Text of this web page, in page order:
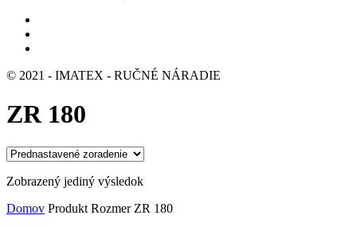
© 2021 - IMATEX - RUČNÉ NÁRADIE
ZR 180
Zobrazený jediný výsledok
Domov Produkt Rozmer ZR 180